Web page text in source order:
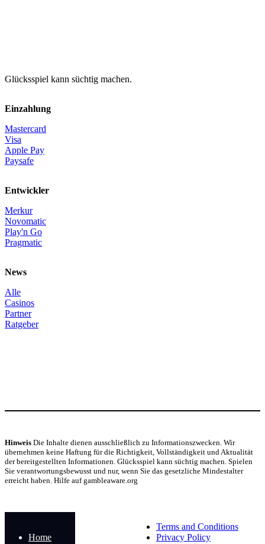
Glücksspiel kann süchtig machen.
Einzahlung
Mastercard
Visa
Apple Pay
Paysafe
Entwickler
Merkur
Novomatic
Play'n Go
Pragmatic
News
Alle
Casinos
Partner
Ratgeber
Hinweis Die Inhalte dienen ausschließlich zu Informationszwecken. Wir
übernehmen keine Haftung für die Richtigkeit, Vollständigkeit und Aktualität
der bereitgestellten Informationen. Glücksspiel kann süchtig machen. Spielen
Sie verantwortungsbewusst und nur, wenn Sie das gesetzliche Mindestalter
erreicht haben. Hilfe auf gambleaware.org
Terms and Conditions
Privacy Policy
Home